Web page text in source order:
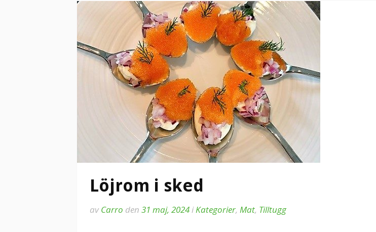
Löjrom i sked
avCarro den 31 maj, 2024iKategorier, Mat, Tilltugg